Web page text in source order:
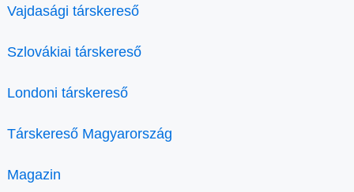
Vajdasági társkereső
Szlovákiai társkereső
Londoni társkereső
Társkereső Magyarország
Magazin